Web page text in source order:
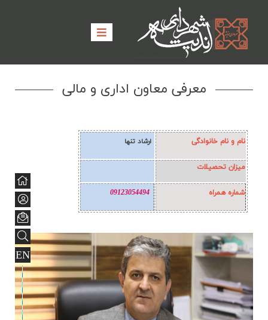
EN
معرفی معاون اداری و مالی
نام و نام خانوادگی ارشاد تنها
میزان تحصیلات
شماره همراه 09123054494